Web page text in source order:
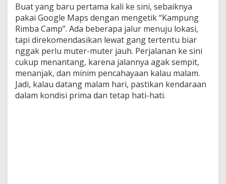
Buat yang baru pertama kali ke sini, sebaiknya
pakai Google Maps dengan mengetik “Kampung
Rimba Camp”. Ada beberapa jalur menuju lokasi,
tapi direkomendasikan lewat gang tertentu biar
nggak perlu muter-muter jauh. Perjalanan ke sini
cukup menantang, karena jalannya agak sempit,
menanjak, dan minim pencahayaan kalau malam.
Jadi, kalau datang malam hari, pastikan kendaraan
dalam kondisi prima dan tetap hati-hati.